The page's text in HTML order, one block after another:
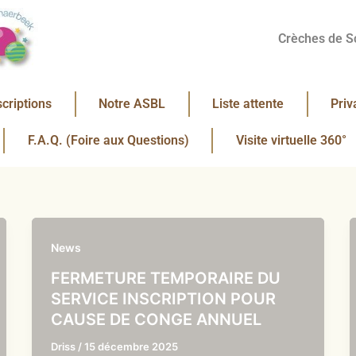
Crèches de
Notre ASBL Liste attente
F.A.Q. (Foire aux Questions) Visite virtuelle 360°
News
FERMETURE TEMPORAIRE DU
SERVICE INSCRIPTION POUR
CAUSE DE CONGE ANNUEL
Driss / 15 décembre 2025